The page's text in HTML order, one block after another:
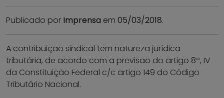
Publicado por Imprensa em 05/03/2018.
A contribuição sindical tem natureza jurídica
tributária, de acordo com a previsão do artigo 8º, IV
da Constituição Federal c/c artigo 149 do Código
Tributário Nacional.